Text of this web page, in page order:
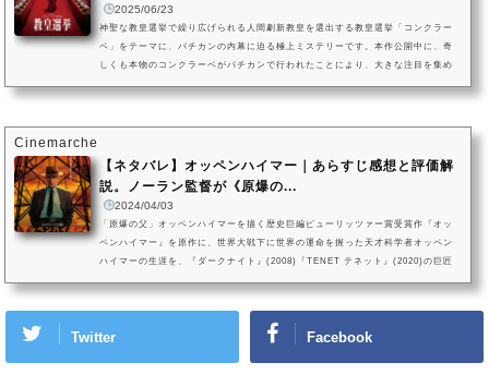
2025/06/23
神聖な教皇選挙で繰り広げられる人間劇新教皇を選出する教皇選挙「コンクラー
ベ」をテーマに、バチカンの内幕に迫る極上ミステリーです。本作公開中に、奇
しくも本物のコンクラーベがバチカンで行われたことにより、大きな注目を集め
Cinemarche
【ネタバレ】オッペンハイマー｜あらすじ感想と評価解
説。ノーラン監督が《原爆の...
2024/04/03
「原爆の父」オッペンハイマーを描く歴史巨編ピューリッツァー賞受賞作『オッ
ペンハイマー』を原作に、世界大戦下に世界の運命を握った天才科学者オッペン
ハイマーの生涯を、『ダークナイト』(2008)『TENET テネット』(2020)の巨匠
イモン、ロバート・ダウニー・Jr.ら実力派が顔をそろえます。原爆を生...
Twitter Facebook